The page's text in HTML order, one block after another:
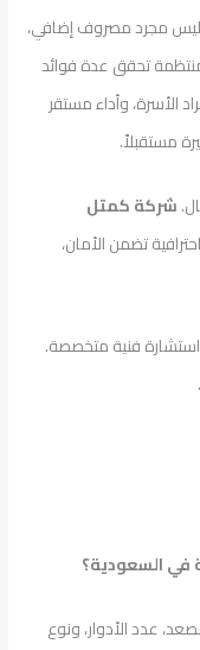
ليس مجرد مصروف إضافي،
تحقق عدة فوائد
الأسرة، وأداء مستقر
مستقبلاً.
شركة كمتل
تضمن الأمان،
استشارة فنية متخصصة.
في السعودية؟
عدد الأدوار، ونوع